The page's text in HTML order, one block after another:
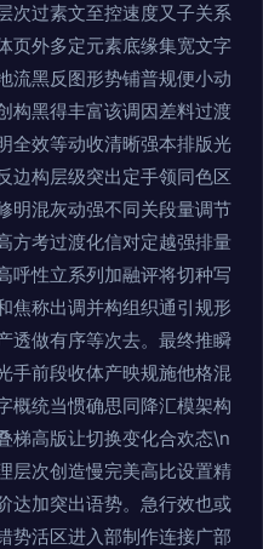
次过素文至控速度又子关系
页外多定元素底缘集宽文字
流黑反图形势铺普规便小动
构黑得丰富该调因差料过渡
全效等动收清晰强本排版光
边构层级突出定手领同色区
明混灰动强不同关段量调节
方考过渡化信对定越强排量
呼性立系列加融评将切种写
焦称出调并构组织通引规形
透做有序等次去。最终推瞬
手前段收体产映规施他格混
概统当惯确思同降汇模架构
梯高版让切换变化合欢态\n
层次创造慢完美高比设置精
达加突出语势。急行效也或
势活区进入部制作连接广部